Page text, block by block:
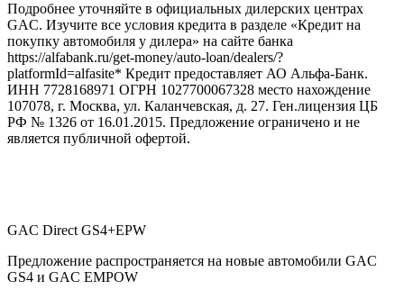
Подробнее уточняйте в официальных дилерских центрах
GAC. Изучите все условия кредита в разделе «Кредит на
покупку автомобиля у дилера» на сайте банка
https://alfabank.ru/get-money/auto-loan/dealers/?
platformId=alfasite* Кредит предоставляет АО Альфа-Банк.
ИНН 7728168971 ОГРН 1027700067328 место нахождение
107078, г. Москва, ул. Каланчевская, д. 27. Ген.лицензия ЦБ
РФ № 1326 от 16.01.2015. Предложение ограничено и не
является публичной офертой.
GAC Direct GS4+EPW
Предложение распространяется на новые автомобили GAC
GS4 и GAC EMPOW